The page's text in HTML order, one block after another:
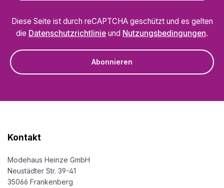
Diese Seite ist durch reCAPTCHA geschützt und es gelten
die Datenschutzrichtlinie und Nutzungsbedingungen.
Abonnieren
Kontakt
Modehaus Heinze GmbH
Neustädter Str. 39-41
35066 Frankenberg